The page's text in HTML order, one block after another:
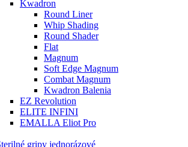
Kwadron
Round Liner
Whip Shading
Round Shader
Flat
Magnum
Soft Edge Magnum
Combat Magnum
Kwadron Balenia
EZ Revolution
ELITE INFINI
EMALLA Eliot Pro
gripy jednorázové